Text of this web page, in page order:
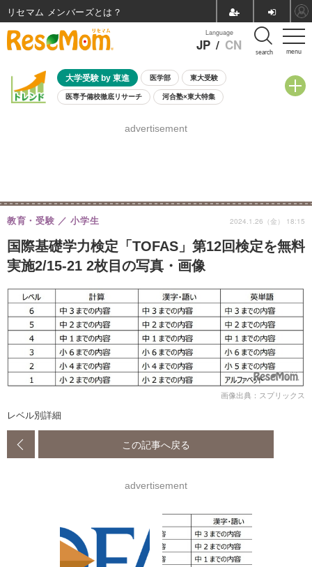
menu
Language
JP / CN search
大学受験 by 東進 医学部 東大受験
医専予備校徹底リサーチ 河合塾×東大特集
8月開催学校説明会・相談会
advertisement
国際基礎学力検定「TOFAS」第12回検定を無料
実施2/15-21 2枚目の写真・画像
教育・受験 小学生 2024.1.26（金） 18:15
画像出典：スプリックス
レベル別詳細
この記事へ戻る
advertisement
リセマム メンバーズ